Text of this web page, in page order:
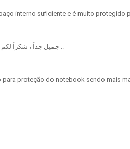
interno suficiente e é muito protegido
جميل جداً ، شكراً لكم على المصداقيه وعلى السرعه في التوصيل ، من نجاح الى نجاح اكبر ..
para proteção do notebook sendo mais